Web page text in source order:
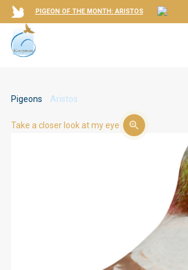
PIGEON OF THE MONTH: ARISTOS
Pigeons Aristos
Take a closer look at my eye